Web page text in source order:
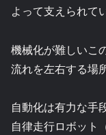
よって支えられて
機械化が難しいこ
流れを左右する場
自動化は有力な手
自律走行ロボット